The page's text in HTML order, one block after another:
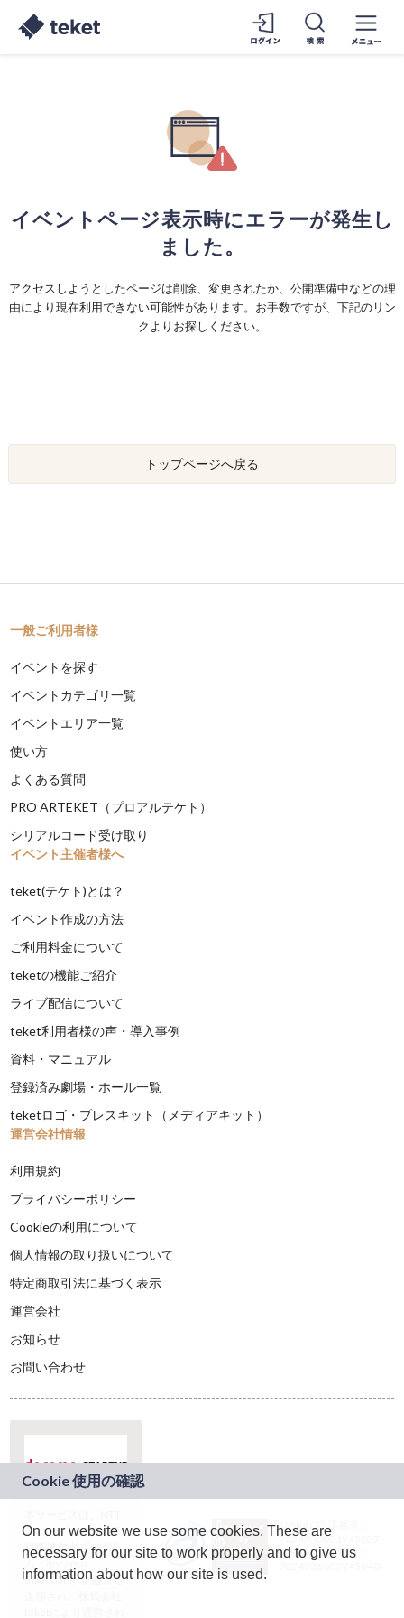
イベントページ表示時にエラーが発生し
ました。
アクセスしようとしたページは削除、変更されたか、公開準備中などの理
由により現在利用できない可能性があります。お手数ですが、下記のリン
クよりお探しください。
トップページへ戻る
一般ご利用者様
イベントを探す
イベントカテゴリ一覧
イベントエリア一覧
使い方
よくある質問
PRO ARTEKET（プロアルテケト）
シリアルコード受け取り
イベント主催者様へ
teket(テケト)とは？
イベント作成の方法
ご利用料金について
teketの機能ご紹介
ライブ配信について
teket利用者様の声・導入事例
資料・マニュアル
登録済み劇場・ホール一覧
teketロゴ・プレスキット（メディアキット）
運営会社情報
利用規約
プライバシーポリシー
Cookieの利用について
個人情報の取り扱いについて
特定商取引法に基づく表示
運営会社
お知らせ
お問い合わせ
ドコモグループの新
規事業創出プログラ
ム「docomo
STARTUP」を通じて
JASRAC許諾番号：
9024936001Y45037
JASRAC許諾番号：
On our website we use some cookies. These are
necessary for our site to work properly and to give us
information about how our site is used.